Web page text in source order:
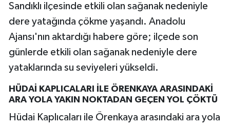
Sandıklı ilçesinde etkili olan sağanak nedeniyle
dere yatağında çökme yaşandı. Anadolu
Ajansı'nın aktardığı habere göre; ilçede son
günlerde etkili olan sağanak nedeniyle dere
yataklarında su seviyeleri yükseldi.
HÜDAİ KAPLICALARI İLE ÖRENKAYA ARASINDAKİ
ARA YOLA YAKIN NOKTADAN GEÇEN YOL ÇÖKTÜ
Hüdai Kaplıcaları ile Örenkaya arasındaki ara yola